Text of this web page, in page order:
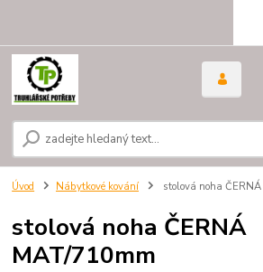
Úvod Nábytkové kování stolová noha
stolová noha ČERNÁ
MAT/710mm